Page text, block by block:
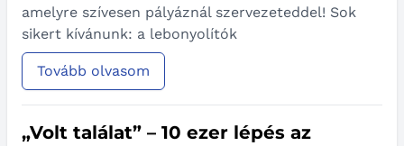
amelyre szívesen pályáznál szervezeteddel! Sok
sikert kívánunk: a lebonyolítók
Tovább olvasom
„Volt találat” – 10 ezer lépés az